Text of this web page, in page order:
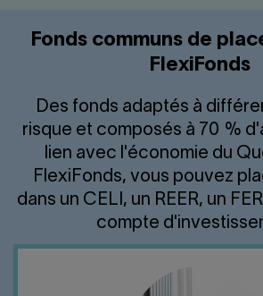
Fonds communs de
FlexiFonds
Des fonds adaptés à
risque et composés à 70 %
lien avec l'économie du
FlexiFonds, vous pouvez
dans un CELI, un REER, un
compte